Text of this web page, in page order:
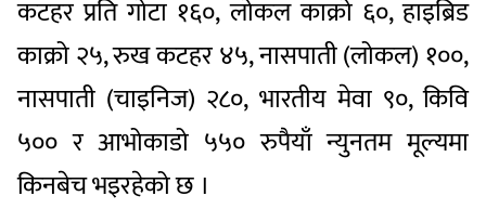
कटहर प्रति गोटा १६०, लोकल काक्रो ६०, हाइब्रिड
काक्रो २५, रुख कटहर ४५, नासपाती (लोकल) १००,
नासपाती (चाइनिज) २८०, भारतीय मेवा ९०, किवि
५०० र आभोकाडो ५५० रुपैयाँ न्युनतम मूल्यमा
किनबेच भइरहेको छ ।